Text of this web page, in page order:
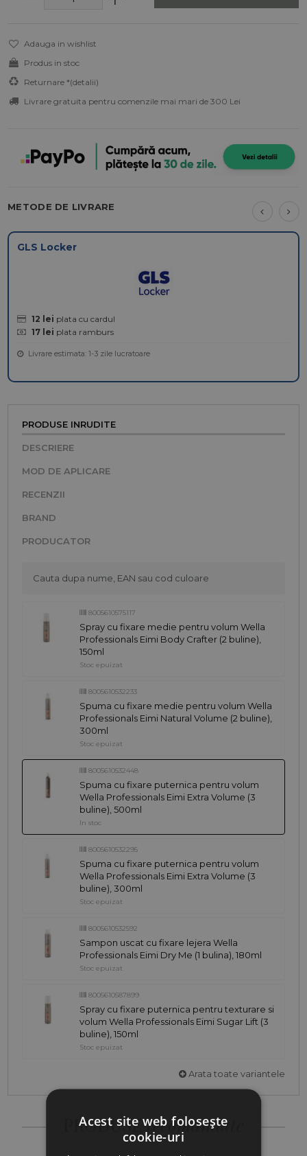
Adauga in wishlist
Produs in stoc
Returnare *(detalii)
Livrare gratuita pentru comenzile mai mari de 300 Lei
METODE DE LIVRARE
GLS Locker
12 lei plata cu cardul
17 lei plata ramburs
Livrare estimata: 1-3 zile lucratoare
PRODUSE INRUDITE
DESCRIERE
MOD DE APLICARE
RECENZII
BRAND
PRODUCATOR
8005610575117
Spray cu fixare medie pentru volum Wella
Professionals Eimi Body Crafter (2 buline),
150ml
Stoc epuizat
8005610532233
Spuma cu fixare medie pentru volum Wella
Professionals Eimi Natural Volume (2 buline),
300ml
Stoc epuizat
8005610532448
Spuma cu fixare puternica pentru volum
Wella Professionals Eimi Extra Volume (3
buline), 500ml
In stoc
8005610532295
Spuma cu fixare puternica pentru volum
Wella Professionals Eimi Extra Volume (3
buline), 300ml
Stoc epuizat
8005610532592
Sampon uscat cu fixare lejera Wella
Professionals Eimi Dry Me (1 bulina), 180ml
Stoc epuizat
8005610587899
Spray cu fixare puternica pentru texturare si
volum Wella Professionals Eimi Sugar Lift (3
buline), 150ml
Stoc epuizat
Arata toate variantele
PRODUSErecomandate
Acest site web folosește
cookie-uri